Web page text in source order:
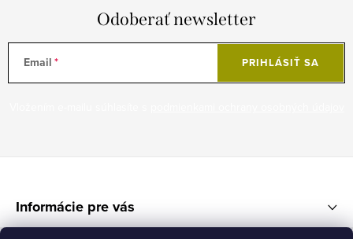
Odoberať newsletter
Email PRIHLÁSIŤ SA
p
Informácie pre vás